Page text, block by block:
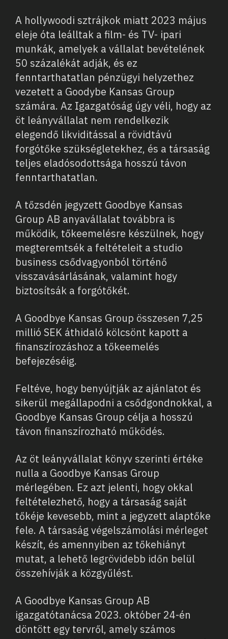
A hollywoodi sztrájkok miatt 2023 május
eleje óta leálltak a film- és TV- ipari
munkák, amelyek a vállalat bevételének
50 százalékát adják, és ez
fenntarthatatlan pénzügyi helyzethez
vezetett a Goodybe Kansas Group
számára. Az Igazgatóság úgy véli, hogy az
öt leányvállalat nem rendelkezik
elegendő likviditással a rövidtávú
forgótőke szükségletekhez, és a társaság
teljes eladósodottsága hosszú távon
fenntarthatatlan.
A tőzsdén jegyzett Goodbye Kansas
Group AB anyavállalat továbbra is
működik, tőkeemelésre készülnek, hogy
megteremtsék a feltételeit a studio
business csődvagyonból történő
visszavásárlásának, valamint hogy
biztosítsák a forgótőkét.
A Goodbye Kansas Group összesen 7,25
millió SEK áthidaló kölcsönt kapott a
finanszírozáshoz a tőkeemelés
befejezéséig.
Feltéve, hogy benyújtják az ajánlatot és
sikerül megállapodni a csődgondnokkal, a
Goodbye Kansas Group célja a hosszú
távon finanszírozható működés.
Az öt leányvállalat könyv szerinti értéke
nulla a Goodbye Kansas Group
mérlegében. Ez azt jelenti, hogy okkal
feltételezhető, hogy a társaság saját
tőkéje kevesebb, mint a jegyzett alaptőke
fele. A társaság végelszámolási mérleget
készít, és amennyiben az tőkehiányt
mutat, a lehető legrövidebb időn belül
összehívják a közgyűlést.
A Goodbye Kansas Group AB
igazgatótanácsa 2023. október 24-én
döntött egy tervről, amely számos